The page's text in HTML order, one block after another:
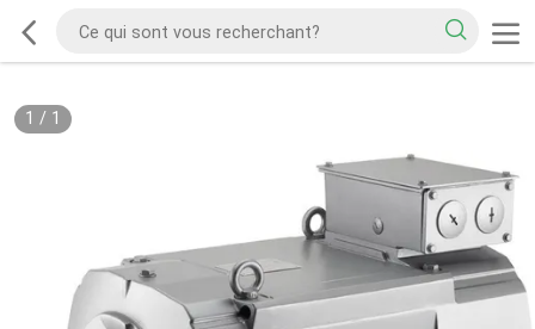
1 / 1